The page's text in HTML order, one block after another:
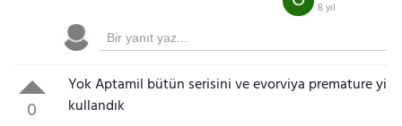
8 yıl
0
Yok Aptamil bütün serisini ve evorviya premature yi
kullandık